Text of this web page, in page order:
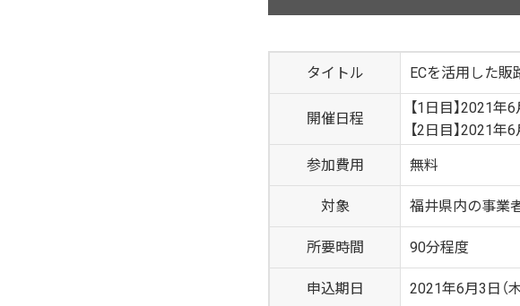
タイトル ECを活用した
開催日程
【1日目】2021年
【2日目】2021年
参加費用 無料
対象 福井県内の事業
所要時間 90分程度
申込期日 2021年6月3日（木